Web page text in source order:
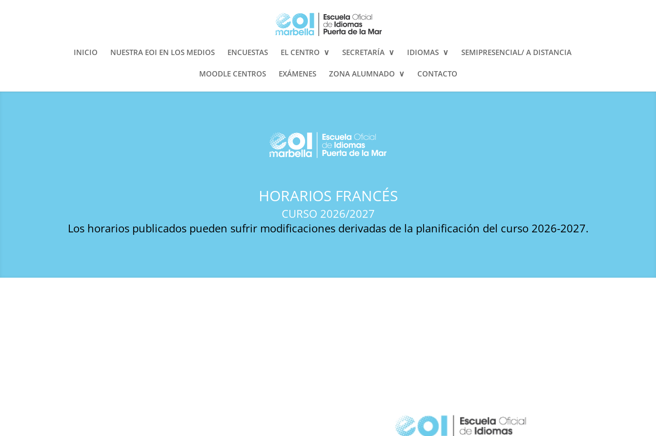
INICIO NUESTRA EOI EN LOS MEDIOS ENCUESTAS EL CENTRO SECRETARÍA IDIOMAS SEMIPRESENCIAL/ A DISTANCIA
MOODLE CENTROS EXÁMENES ZONA ALUMNADO CONTACTO
HORARIOS FRANCÉS
CURSO 2026/2027
Los horarios publicados pueden sufrir modificaciones derivadas de la planificación del curso 2026-2027.